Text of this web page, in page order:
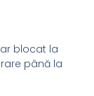
blocat la
până la